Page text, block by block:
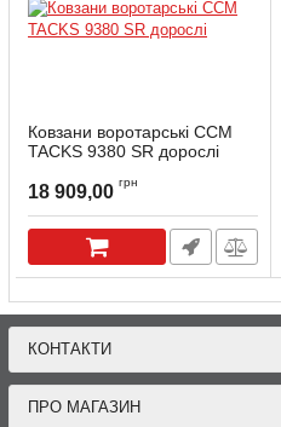
Ковзани воротарські CCM
TACKS 9380 SR дорослі
18 909,00 грн
КОНТАКТИ
ПРО МАГАЗИН